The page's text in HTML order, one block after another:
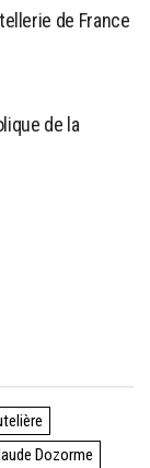
de France
de la
Dozorme